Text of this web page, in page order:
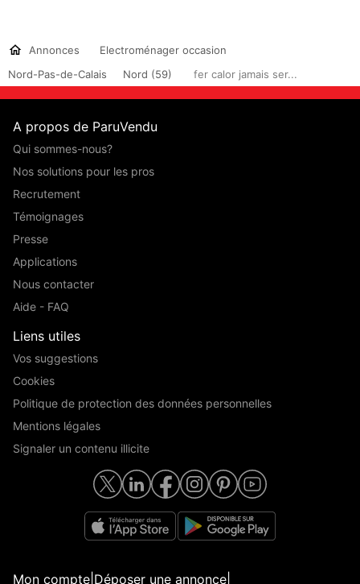
Annonces
Electroménager occasion
Nord-Pas-de-Calais
Nord (59) fer calor jamais ser...
A propos de ParuVendu
Qui sommes-nous?
Nos solutions pour les pros
Recrutement
Témoignages
Presse
Applications
Nous contacter
Aide - FAQ
Liens utiles
Vos suggestions
Cookies
Politique de protection des données personnelles
Mentions légales
Signaler un contenu illicite
Mon compte Déposer une annonce